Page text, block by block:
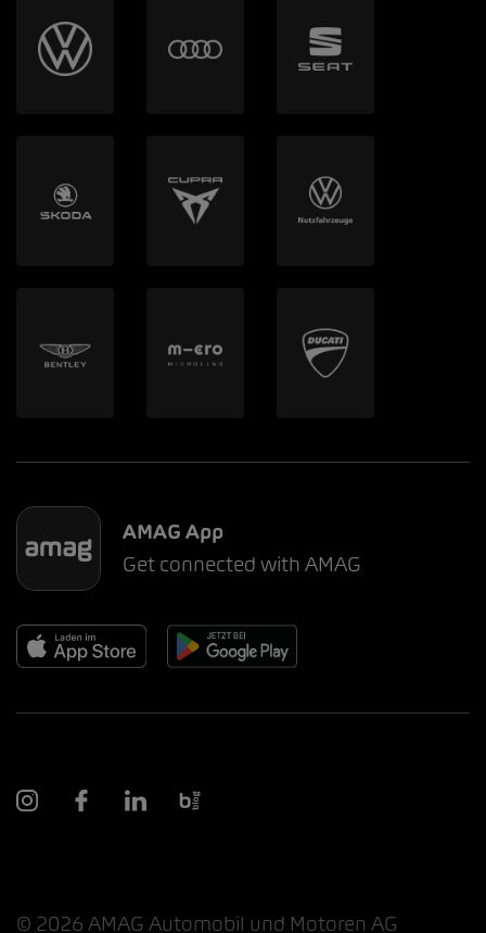
AMAG App
Get connected with AMAG
© 2026 AMAG Automobil und Motoren AG